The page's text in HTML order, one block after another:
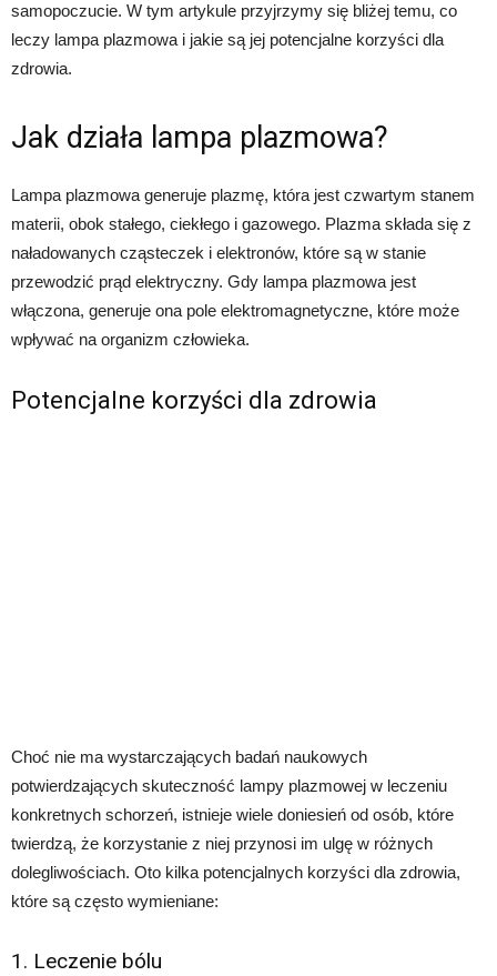
samopoczucie. W tym artykule przyjrzymy się bliżej temu, co
leczy lampa plazmowa i jakie są jej potencjalne korzyści dla
zdrowia.
Jak działa lampa plazmowa?
Lampa plazmowa generuje plazmę, która jest czwartym stanem
materii, obok stałego, ciekłego i gazowego. Plazma składa się z
naładowanych cząsteczek i elektronów, które są w stanie
przewodzić prąd elektryczny. Gdy lampa plazmowa jest
włączona, generuje ona pole elektromagnetyczne, które może
wpływać na organizm człowieka.
Potencjalne korzyści dla zdrowia
Choć nie ma wystarczających badań naukowych
potwierdzających skuteczność lampy plazmowej w leczeniu
konkretnych schorzeń, istnieje wiele doniesień od osób, które
twierdzą, że korzystanie z niej przynosi im ulgę w różnych
dolegliwościach. Oto kilka potencjalnych korzyści dla zdrowia,
które są często wymieniane:
1. Leczenie bólu